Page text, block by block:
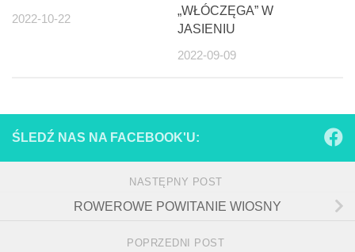
2022-10-22
„WŁÓCZĘGA” W
JASIENIU
2022-09-09
ŚLEDŹ NAS NA FACEBOOK'U:
NASTĘPNY POST
ROWEROWE POWITANIE WIOSNY
POPRZEDNI POST